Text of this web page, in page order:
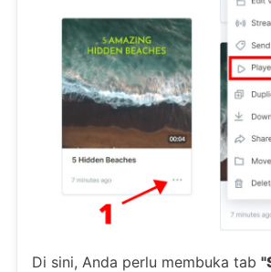
Di sini, Anda perlu membuka tab